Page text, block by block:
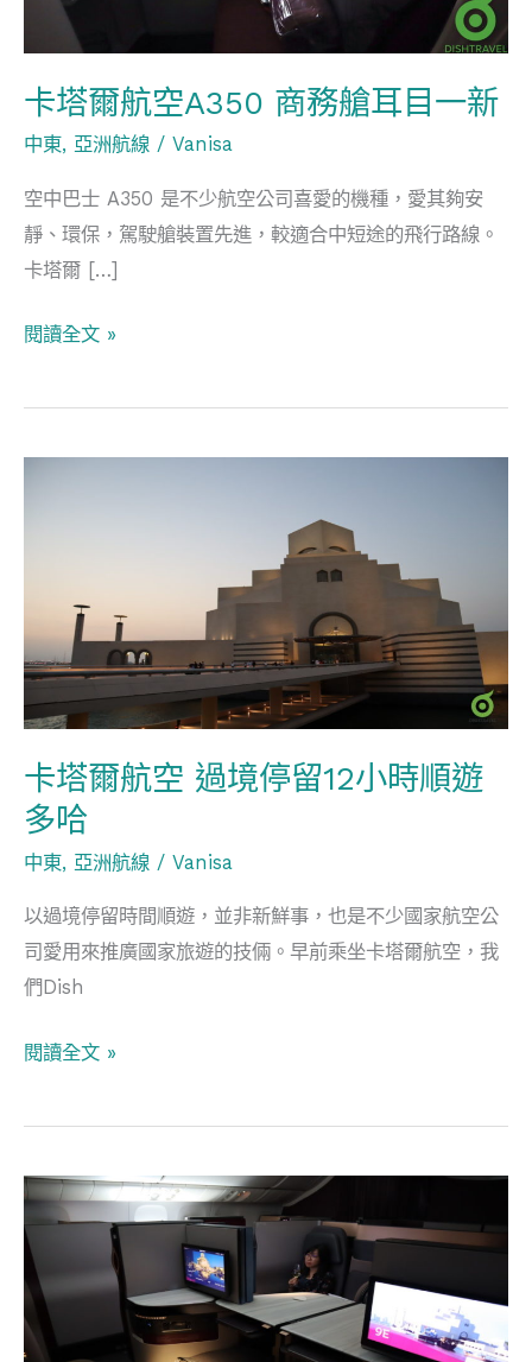
卡塔爾航空A350 商務艙耳目一新
中東, 亞洲航線 / Vanisa
空中巴士 A350 是不少航空公司喜愛的機種，愛其夠安
靜、環保，駕駛艙裝置先進，較適合中短途的飛行路線。
卡塔爾 […]
艙
耳
目
一
新
閱讀全文 »
卡塔爾航空 過境停留12小時順遊
多哈
中東, 亞洲航線 / Vanisa
以過境停留時間順遊，並非新鮮事，也是不少國家航空公
司愛用來推廣國家旅遊的技倆。早前乘坐卡塔爾航空，我
們Dish
過
境
停
留
12
小
時
多
閱讀全文 »
卡
塔
爾
空